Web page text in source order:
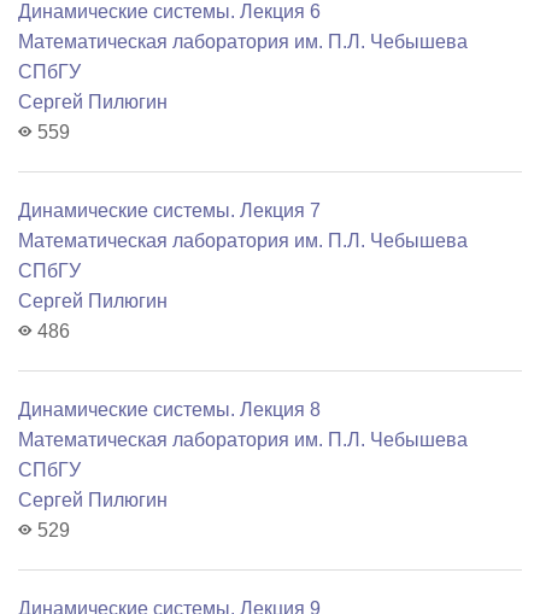
Динамические системы. Лекция 6
Математичеcкая лаборатория им. П.Л. Чебышева
СПбГУ
Сергей Пилюгин
559
Динамические системы. Лекция 7
Математичеcкая лаборатория им. П.Л. Чебышева
СПбГУ
Сергей Пилюгин
486
Динамические системы. Лекция 8
Математичеcкая лаборатория им. П.Л. Чебышева
СПбГУ
Сергей Пилюгин
529
Динамические системы. Лекция 9